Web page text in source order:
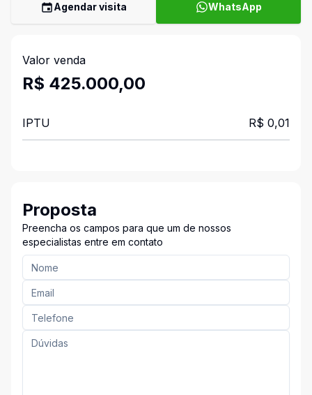
Agendar visita WhatsApp
Valor venda
R$ 425.000,00
IPTU R$ 0,01
Proposta
Preencha os campos para que um de nossos
especialistas entre em contato